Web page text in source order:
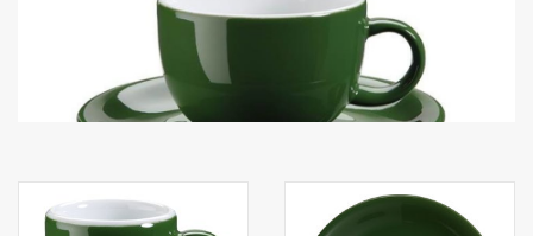
Fingerfood
Aufsteller